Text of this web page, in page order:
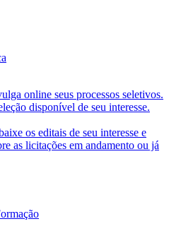
online seus processos seletivos.
disponível de seu interesse.
os editais de seu interesse e
as licitações em andamento ou já